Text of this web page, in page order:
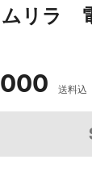
リラ
送料込